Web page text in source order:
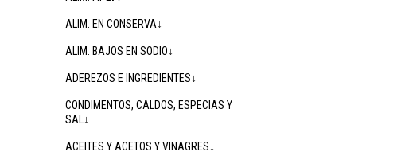
ALIM. EN CONSERVA↓
ALIM. BAJOS EN SODIO↓
ADEREZOS E INGREDIENTES↓
CONDIMENTOS, CALDOS, ESPECIAS Y
SAL↓
ACEITES Y ACETOS Y VINAGRES↓